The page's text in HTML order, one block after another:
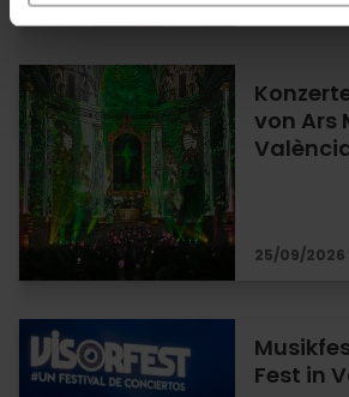
von Ars
25/09/
Fest in